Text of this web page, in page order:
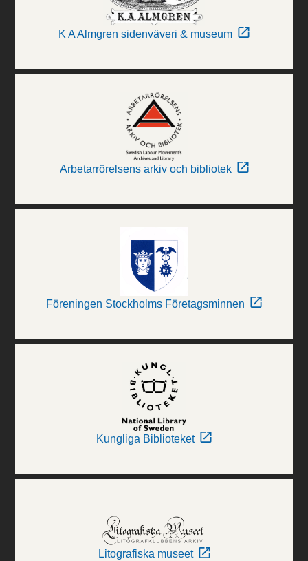
K A Almgren sidenväveri & museum
Arbetarrörelsens arkiv och bibliotek
Föreningen Stockholms Företagsminnen
Kungliga Biblioteket
Litografiska museet